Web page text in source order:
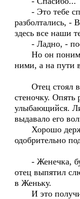
- Это тебе
разболтались, -
здесь все наши
- Ладно, -
Но он
ними, а на пути
Отец стоял в
стеночку.
улыбающийся.
выдавало его
Хорошо
одобрительно
- Женечка,
отец выпятил
в Женьку.
И это